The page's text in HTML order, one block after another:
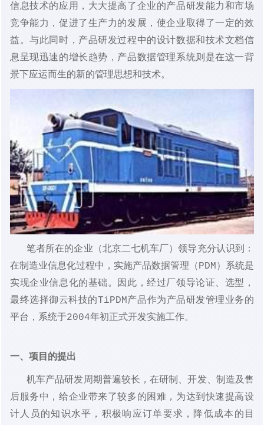
信息技术的应用，大大提高了企业的产品研发能力和市场
竞争能力，促进了生产力的发展，使企业取得了一定的效
益。与此同时，产品研发过程中的设计数据和技术文档信
息呈现迅速的增长趋势，产品数据管理系统则是在这一背
景下应运而生的新的管理思想和技术。
笔者所在的企业（北京二七机车厂）领导充分认识到：
在制造业信息化过程中，实施产品数据管理（PDM）系统是
实现企业信息化的基础。因此，经过厂领导论证、选型，
最终选择御云科技的TiPDM产品作为产品研发管理业务的
平台，系统于2004年初正式开发实施工作。
一、项目的提出
机车产品研发周期普遍较长，在研制、开发、制造及售
后服务中，给企业带来了较多的困难，为达到快速提高设
计人员的知识水平，积极响应订单要求，降低成本的目